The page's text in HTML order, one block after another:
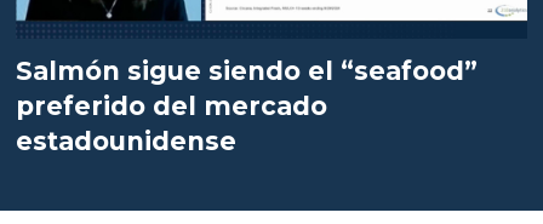
Salmón sigue siendo el “seafood”
preferido del mercado
estadounidense